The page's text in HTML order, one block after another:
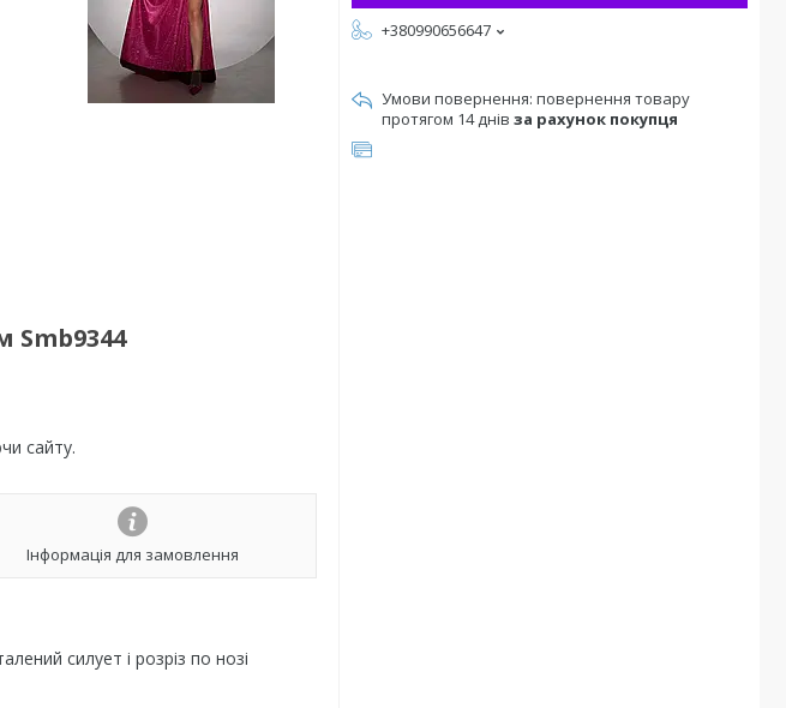
Smb9344
сайту.
Інформація для замовлення
силует і розріз по нозі
+380990656647
повернення товару
протягом 14 днів за рахунок покупця